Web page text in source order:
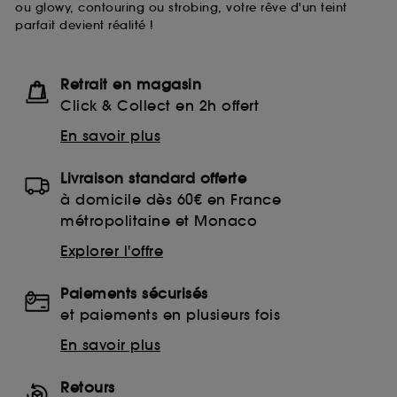
ou glowy, contouring ou strobing, votre rêve d'un teint
parfait devient réalité !
Retrait en magasin
Click & Collect en 2h offert
En savoir plus
Livraison standard offerte
à domicile dès 60€ en France
métropolitaine et Monaco
Explorer l'offre
Paiements sécurisés
et paiements en plusieurs fois
En savoir plus
Retours
moment choisir de retirer votrte consentement. Si vous
souhaitez obtenir plus d'information sur les cookies